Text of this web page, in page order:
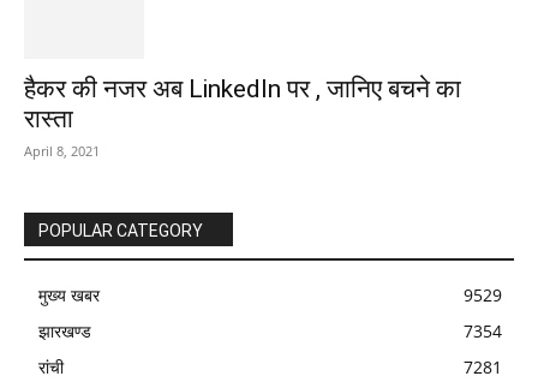
हैकर की नजर अब LinkedIn पर , जानिए बचने का
रास्ता
April 8, 2021
POPULAR CATEGORY
मुख्य खबर
9529
झारखण्ड
7354
रांची
7281